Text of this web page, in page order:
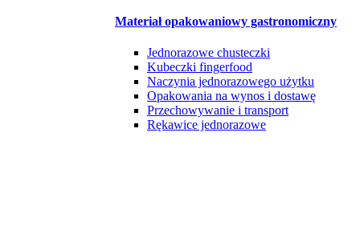
Materiał opakowaniowy gastronomiczny
Jednorazowe chusteczki
Kubeczki fingerfood
Naczynia jednorazowego użytku
Opakowania na wynos i dostawę
Przechowywanie i transport
Rękawice jednorazowe